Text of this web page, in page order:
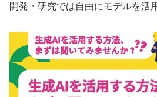
開発・研究では自由にモデルを活